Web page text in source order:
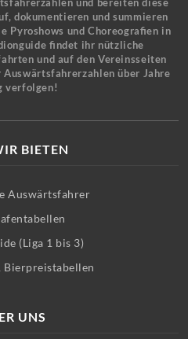
und bereiten diese
dokumentieren und summieren
Pyroshows und Choreografien in
findet ihr nützliche
und auf den Vereinsseiten
über Jahre
verfolgen!
BIETEN
Auswärtsfahrer
(Liga 1 bis 3)
Bierpreistabellen
UNS